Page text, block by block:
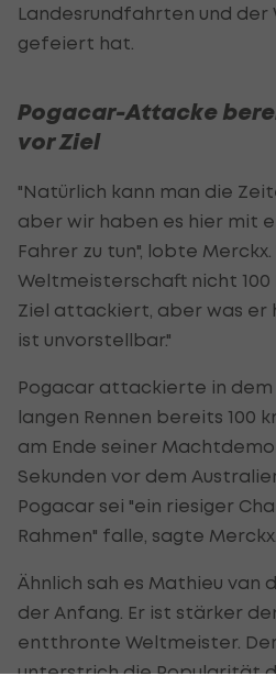
Landesrundfahrten und der
gefeiert hat.
Pogacar-Attacke
vor Ziel
"Natürlich kann man die
aber wir haben es hier mit
Fahrer zu tun", lobte
Weltmeisterschaft nicht
Ziel attackiert, aber was er
ist unvorstellbar."
Pogacar attackierte in dem
langen Rennen bereits 100
am Ende seiner
Sekunden vor dem
Pogacar sei "ein riesiger
Rahmen" falle, sagte Merckx.
Ähnlich sah es Mathieu van
der Anfang. Er ist stärker
entthronte Weltmeister.
unterstrich die Popularität